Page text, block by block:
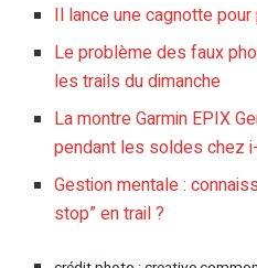
Il lance une cagnotte pour
Le problème des faux
les trails du dimanche
La montre Garmin EPIX
pendant les soldes chez
Gestion mentale :
stop” en trail ?